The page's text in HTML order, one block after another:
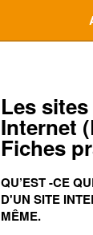
Les
Internet
Fiches
QU’EST -CE
D'UN SITE
MÊME.